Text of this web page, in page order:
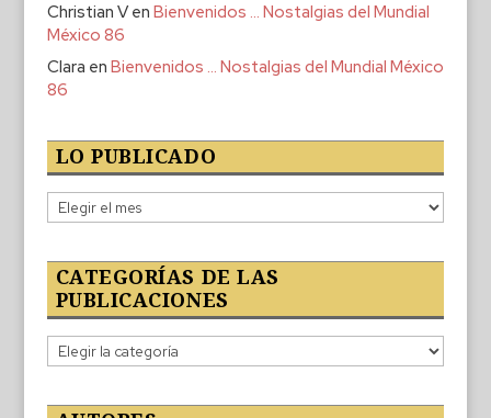
Christian Ven Bienvenidos … Nostalgias del Mundial
México 86
Clara en Bienvenidos … Nostalgias del Mundial México
86
LO PUBLICADO
Lo
publicado
CATEGORÍAS DE LAS
PUBLICACIONES
Categorías
de